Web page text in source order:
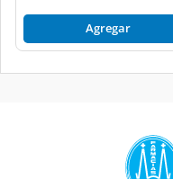
Agregar